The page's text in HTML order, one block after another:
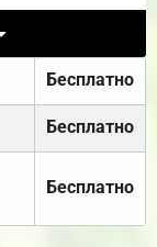
Бесплатно
Бесплатно
Бесплатно